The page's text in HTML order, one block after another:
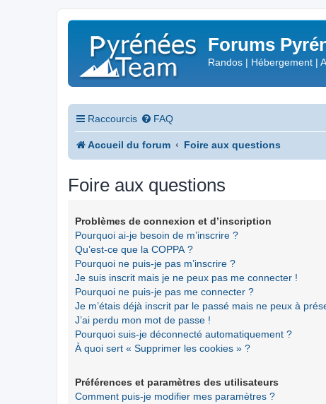
Forums
Randos | Hébergement |
Raccourcis FAQ
Accueil du forum Foire aux questions
Foire aux questions
Problèmes de connexion et d’inscription
Pourquoi ai-je besoin de m’inscrire ?
Qu’est-ce que la COPPA ?
Pourquoi ne puis-je pas m’inscrire ?
Je suis inscrit mais je ne peux pas me connecter !
Pourquoi ne puis-je pas me connecter ?
Je m’étais déjà inscrit par le passé mais ne peux à
J’ai perdu mon mot de passe !
Pourquoi suis-je déconnecté automatiquement ?
À quoi sert « Supprimer les cookies » ?
Préférences et paramètres des utilisateurs
Comment puis-je modifier mes paramètres ?